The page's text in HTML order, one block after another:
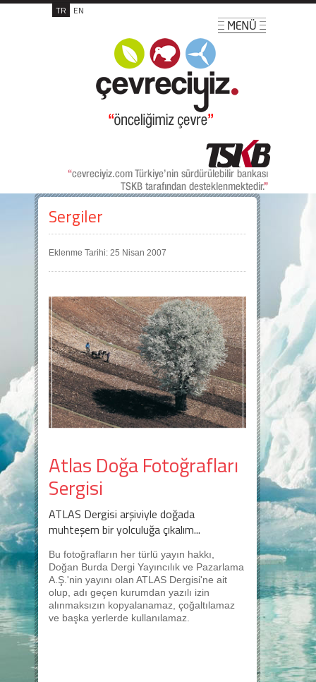
TR EN
Sergiler
Eklenme Tarihi: 25 Nisan 2007
Atlas Doğa Fotoğrafları
Sergisi
ATLAS Dergisi arşiviyle doğada
muhteşem bir yolculuğa çıkalım...
Bu fotoğrafların her türlü yayın hakkı,
Doğan Burda Dergi Yayıncılık ve Pazarlama
A.Ş.'nin yayını olan ATLAS Dergisi'ne ait
olup, adı geçen kurumdan yazılı izin
alınmaksızın kopyalanamaz, çoğaltılamaz
ve başka yerlerde kullanılamaz.